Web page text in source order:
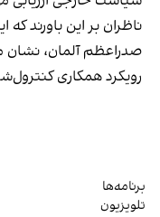
ناظران بر این باورند
صدراعظم آلمان، نشان
رویکرد همکاری
برنامه‌ها
تلویزیون